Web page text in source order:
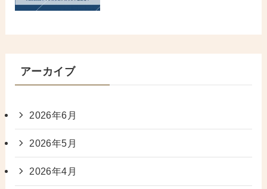
アーカイブ
2026年6月
2026年5月
2026年4月